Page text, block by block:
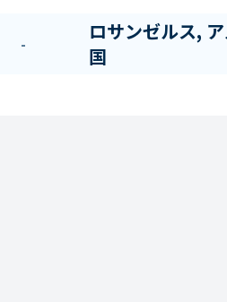
-
ロサンゼルス,
国